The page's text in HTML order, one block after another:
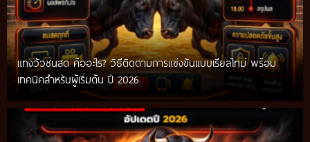
แทงวัวชนสด คืออะไร? วิธีติดตามการแข่งขันแบบเรียลไทม์ พร้อม
เทคนิคสำหรับผู้เริ่มต้น ปี 2026